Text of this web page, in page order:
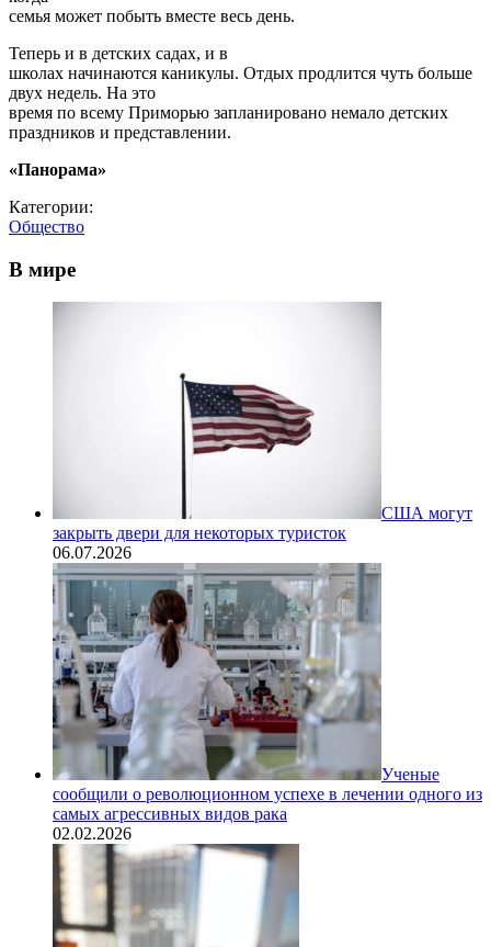
семья может побыть вместе весь день.
Теперь и в детских садах, и в
школах начинаются каникулы. Отдых продлится чуть больше
двух недель. На это
время по всему Приморью запланировано немало детских
праздников и представлении.
«Панорама»
Категории:
Общество
В мире
США могут
закрыть двери для некоторых туристок
06.07.2026
Ученые
сообщили о революционном успехе в лечении одного из
самых агрессивных видов рака
02.02.2026